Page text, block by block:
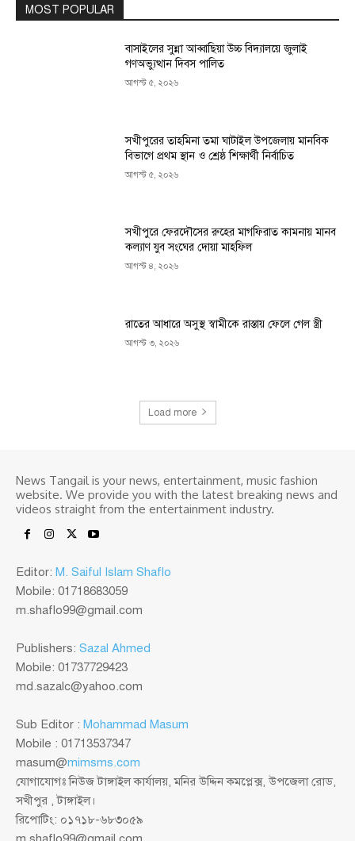
MOST POPULAR
বাসাইলের সুন্না আব্বাছিয়া উচ্চ বিদ্যালয়ে জুলাই
গণঅভ্যুত্থান দিবস পালিত
আগস্ট ৫, ২০২৬
সখীপুরের তাহমিনা তমা ঘাটাইল উপজেলায় মানবিক
বিভাগে প্রথম স্থান ও শ্রেষ্ঠ শিক্ষার্থী নির্বাচিত
আগস্ট ৫, ২০২৬
সখীপুরে ফেরদৌসের রুহের মাগফিরাত কামনায় মানব
কল্যাণ যুব সংঘের দোয়া মাহফিল
আগস্ট ৪, ২০২৬
রাতের আধারে অসুস্থ স্বামীকে রাস্তায় ফেলে গেল স্ত্রী
আগস্ট ৩, ২০২৬
Load more
News Tangail is your news, entertainment, music fashion
website. We provide you with the latest breaking news and
videos straight from the entertainment industry.
Editor: M. Saiful Islam Shaflo
Mobile: 01718683059
m.shaflo99@gmail.com
Publishers: Sazal Ahmed
Mobile: 01737729423
md.sazalc@yahoo.com
Sub Editor : Mohammad Masum
Mobile : 01713537347
masum@mimsms.com
যোগাযোগঃ নিউজ টাঙ্গাইল কার্যালয়, মনির উদ্দিন কমপ্লেক্স, উপজেলা রোড,
সখীপুর , টাঙ্গাইল।
রিপোটিং: ০১৭১৮-৬৮৩০৫৯